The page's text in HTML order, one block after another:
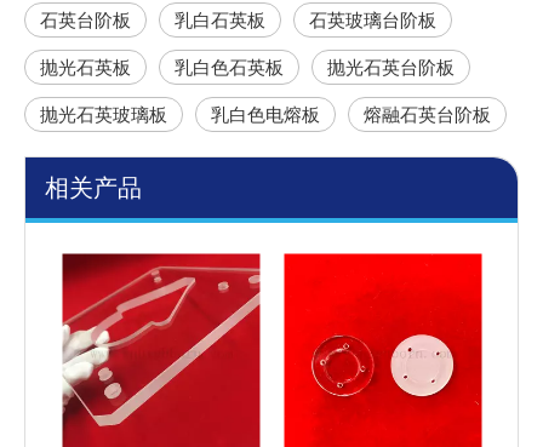
石英台阶板 乳白石英板
石英玻璃台阶板
抛光石英板
乳白色石英板
抛光石英台阶板
抛光石英玻璃板
乳白色电熔板 熔融石英台阶板
相关产品